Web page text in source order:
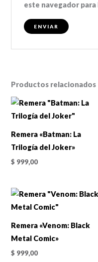
este navegador
Productos relacionados
Remera «Batman: La
Trilogía del Joker»
$ 999,00
Remera «Venom: Black
Metal Comic»
$ 999,00